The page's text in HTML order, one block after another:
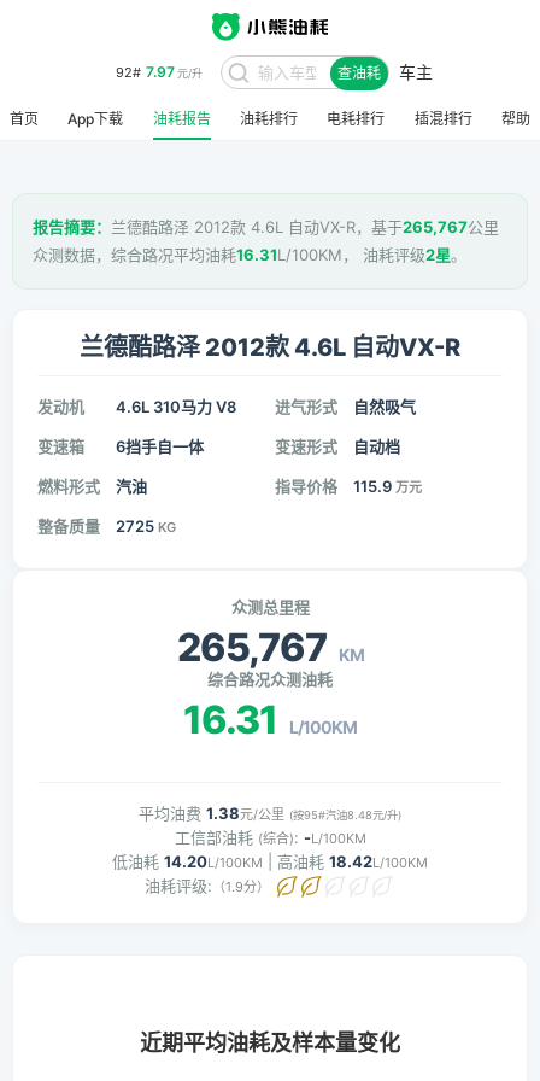
92# 7.97元/升 查油耗 车主
首页 App下载 油耗报告 油耗排行 电耗排行 插混排行 帮助
报告摘要： 兰德酷路泽 2012款 4.6L 自动VX-R，基于265,767公里
众测数据，综合路况平均油耗16.31L/100KM， 油耗评级2星。
兰德酷路泽 2012款 4.6L 自动VX-R
发动机 4.6L 310马力 V8 进气形式 自然吸气
变速箱 6挡手自一体 变速形式 自动档
燃料形式 汽油 指导价格 115.9 万元
整备质量 2725 KG
众测总里程
265,767 KM
综合路况众测油耗
16.31 L/100KM
平均油费 1.38元/公里 (按95#汽油8.48元/升)
工信部油耗 (综合): -L/100KM
低油耗 14.20L/100KM | 高油耗 18.42L/100KM
油耗评级: （1.9分）